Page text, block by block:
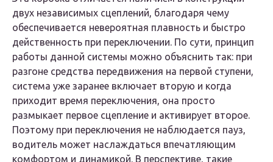
двух независимых сцеплений, благодаря чему
обеспечивается невероятная плавность и быстро
действенность при переключении. По сути, принцип
работы данной системы можно объяснить так: при
разгоне средства передвижения на первой ступени,
система уже заранее включает вторую и когда
приходит время переключения, она просто
размыкает первое сцепление и активирует второе.
Поэтому при переключения не наблюдается пауз,
водитель может наслаждаться впечатляющим
комфортом и динамикой. В перспективе, такие